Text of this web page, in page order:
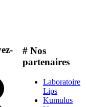
# Nos
partenaires
Laboratoire
Lips
Kumulus